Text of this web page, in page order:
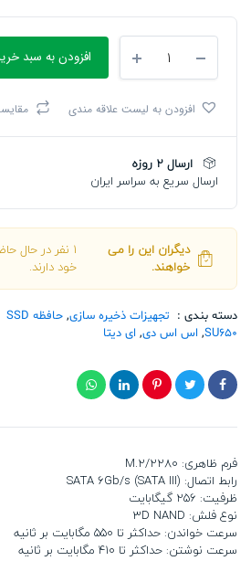
دی
دیتا
2280
SU650
افزودن به سبد
افزودن به لیست علاقه مندی
ارسال 2 روزه
ارسال سریع به سراسر ایران
دیگران این را می
خواهند.
1 نفر در حال
خود دارند.
دسته بندی : تجهیزات ذخیره سازی, حافظه SSD
SU650
, اس اس دی, ای دیتا
فرم ظاهری: M.2/2280
رابط اتصال: SATA 6Gb/s (SATA III)
ظرفیت: 256 گیگابایت
نوع فلش: 3D NAND
سرعت خواندن: حداکثر تا 550 مگابایت بر ثانیه
سرعت نوشتن: حداکثر تا 410 مگابایت بر ثانیه